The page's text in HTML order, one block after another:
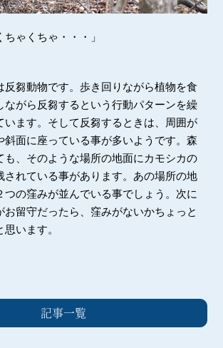
ちゃくちゃ・・・」
反芻動物です。歩き回りながら植物を食
ながら反芻するという行動パターンを繰
います。そして反芻するときは、周囲が
斜面に座っている事が多いようです。森
も、そのような場所の地面にカモシカの
されている事があります。あの場所の地
つの窪みが並んでいる事でしょう。次に
お留守だったら、窪みがないかちょっと
います。
記事一覧